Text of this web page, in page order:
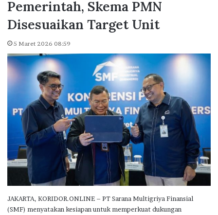
Pemerintah, Skema PMN
Disesuaikan Target Unit
5 Maret 2026 08:59
JAKARTA, KORIDOR.ONLINE – PT Sarana Multigriya Finansial
(SMF) menyatakan kesiapan untuk memperkuat dukungan